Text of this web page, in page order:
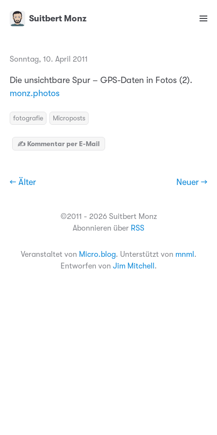
Suitbert Monz
Sonntag, 10. April 2011
Die unsichtbare Spur – GPS-Daten in Fotos (2).
monz.photos
fotografie Microposts
✍️ Kommentar per E-Mail
← Älter Neuer →
©2011 - 2026 Suitbert Monz
Abonnieren über RSS
Veranstaltet von Micro.blog. Unterstützt von mnml .
Entworfen von Jim Mitchell .